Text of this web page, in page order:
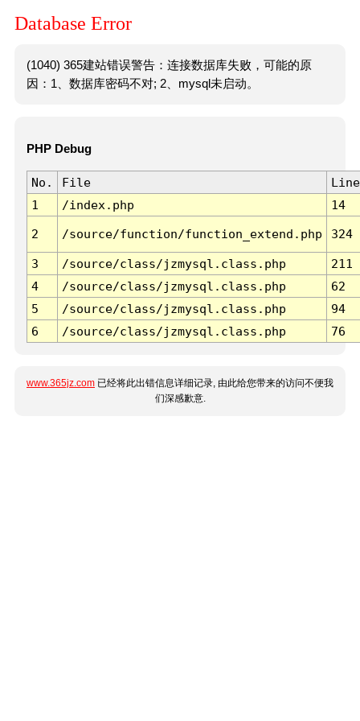
Database Error
(1040) 365建站错误警告：连接数据库失败，可能的原
因：1、数据库密码不对; 2、mysql未启动。
PHP Debug
No. File
Line
1
/index.php 14
2 /source/function/function_extend.php 324
3 /source/class/jzmysql.class.php
211
4
/source/class/jzmysql.class.php
62
5
/source/class/jzmysql.class.php
94
6
/source/class/jzmysql.class.php 76
www.365jz.com 已经将此出错信息详细记录, 由此给您带来的访问不便我
们深感歉意.